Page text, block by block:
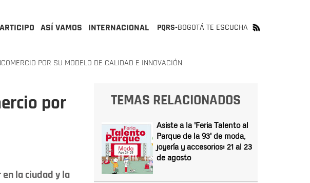
ASÍ VAMOS INTERNACIONAL PQRS-BOGOTÁ TE ESCUCHA
POR SU MODELO DE CALIDAD E INNOVACIÓN
por
la ciudad y la
TEMAS RELACIONADOS
Asiste a la 'Feria Talento al
Parque de la 93' de moda,
joyería y accesorios: 21 al 23
de agosto